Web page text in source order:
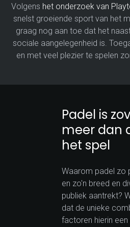
Volgens het onderzoek van
snelst groeiende sport van het
graag nog aan toe dat het
sociale aangelegenheid is.
en met veel plezier te spelen
Padel is
meer dan
het spel
Waarom padel zo
en zo'n breed en
publiek aantrekt?
dat de unieke
factoren hierin een